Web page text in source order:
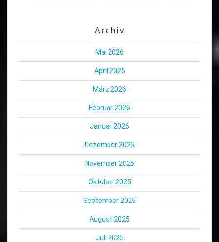
Archiv
Mai 2026
April 2026
März 2026
Februar 2026
Januar 2026
Dezember 2025
November 2025
Oktober 2025
September 2025
August 2025
Juli 2025